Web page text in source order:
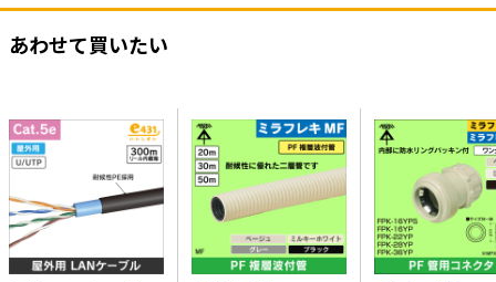
あわせて買いたい